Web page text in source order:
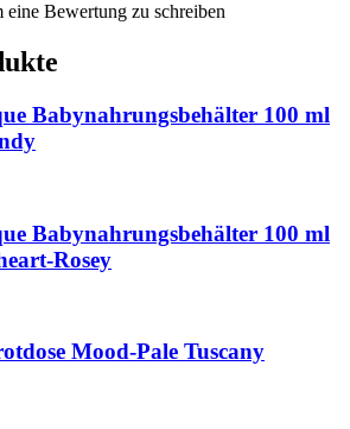
eine Bewertung zu schreiben
Babynahrungsbehälter 100 ml
Babynahrungsbehälter 100 ml
Rosey
Mood-Pale Tuscany